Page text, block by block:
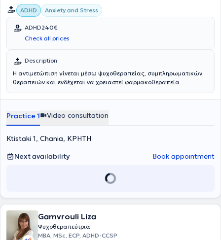
ADHD Anxiety and Stress
ADHD240€
Check all prices
Description
Η αντιμετώπιση γίνεται μέσω ψυχοθεραπείας, συμπληρωματικών
θεραπειών και ενδέχεται να χρειαστεί φαρμακοθεραπεία
Practice 1 Video consultation
Ktistaki 1, Chania, ΚΡΗΤΗ
Next availability
Book appointment
Gamvrouli Liza
Ψυχοθεραπεύτρια
MBA, MSc, ECP, ADHD-CCSP